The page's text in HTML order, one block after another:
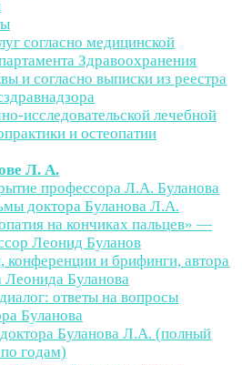
согласно медицинской
Здравоохранения
и согласно выписки из реестра
исследовательской лечебной
и остеопатии
Л. А.
профессора Л.А. Буланова
доктора Буланова Л.А.
на кончиках пальцев» —
Леонид Буланов
конференции и брифинги, автора
Леонида Буланова
ответы на вопросы
Буланова
Буланова Л.А. (полный
годам)